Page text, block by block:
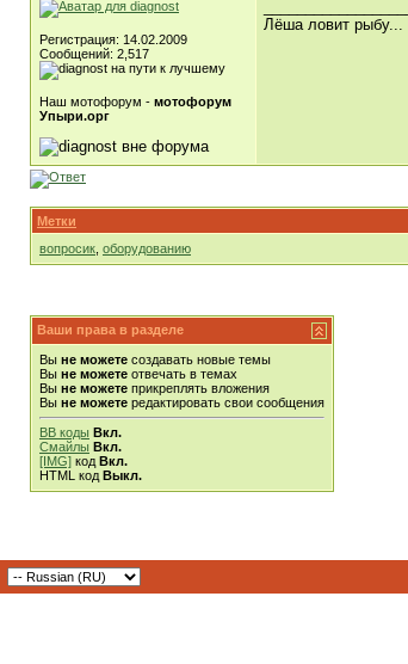
Регистрация: 14.02.2009
Сообщений: 2,517
Наш мотофорум - мотофорум
Упыри.орг
Лёша ловит рыбу...
Метки
вопросик оборудованию
Ваши права в разделе
Вы не можете создавать новые темы
Вы не можете отвечать в темах
Вы не можете прикреплять вложения
Вы не можете редактировать свои сообщения
BB коды Вкл.
Смайлы Вкл.
[IMG] код Вкл.
HTML код Выкл.